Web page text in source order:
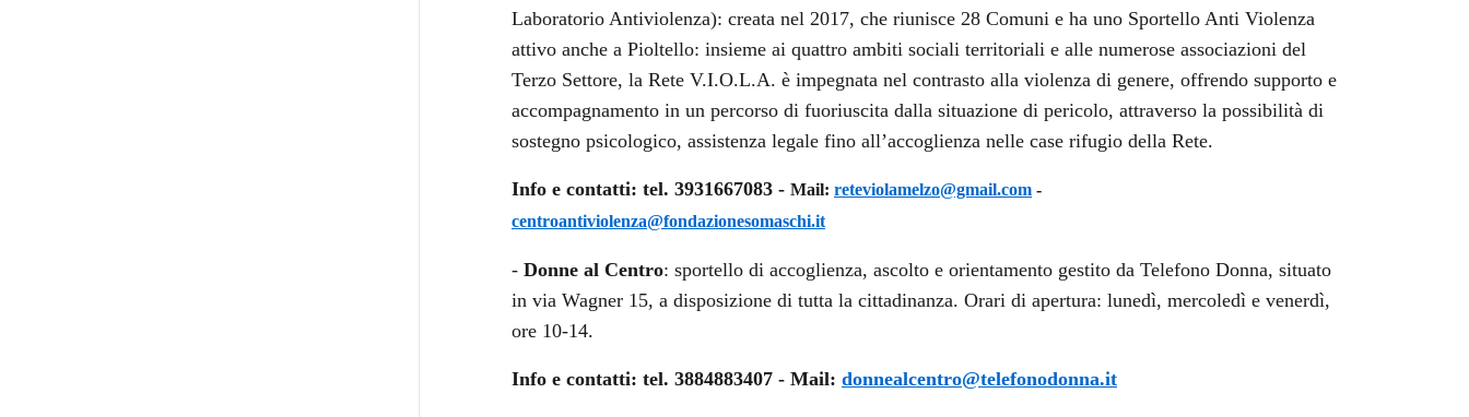
Laboratorio Antiviolenza): creata nel 2017, che riunisce 28 Comuni e ha uno Sportello Anti Violenza
attivo anche a Pioltello: insieme ai quattro ambiti sociali territoriali e alle numerose associazioni del
Terzo Settore, la Rete V.I.O.L.A. è impegnata nel contrasto alla violenza di genere, offrendo supporto e
accompagnamento in un percorso di fuoriuscita dalla situazione di pericolo, attraverso la possibilità di
sostegno psicologico, assistenza legale fino all’accoglienza nelle case rifugio della Rete.
Info e contatti: tel. 3931667083 - Mail: reteviolamelzo@gmail.com-
centroantiviolenza@fondazionesomaschi.it
- Donne al Centro: sportello di accoglienza, ascolto e orientamento gestito da Telefono Donna, situato
in via Wagner 15, a disposizione di tutta la cittadinanza. Orari di apertura: lunedì, mercoledì e venerdì,
ore 10-14.
Info e contatti: tel. 3884883407 - Mail: donnealcentro@telefonodonna.it